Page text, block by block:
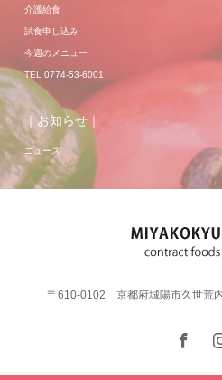
介護給食
試食申し込み
今週のメニュー
TEL 0774-53-6001
｜お知らせ｜
ニュース
〒610-0102 京都府城陽市久世荒